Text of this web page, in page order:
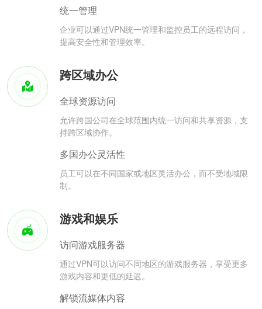
统一管理
企业可以通过VPN统一管理和监控员工的远程访问，
提高安全性和管理效率。
跨区域办公
全球资源访问
允许跨国公司在全球范围内统一访问和共享资源，支
持跨区域协作。
多国办公灵活性
员工可以在不同国家或地区灵活办公，而不受地域限
制。
游戏和娱乐
访问游戏服务器
通过VPN可以访问不同地区的游戏服务器，享受更多
游戏内容和更低的延迟。
解锁流媒体内容